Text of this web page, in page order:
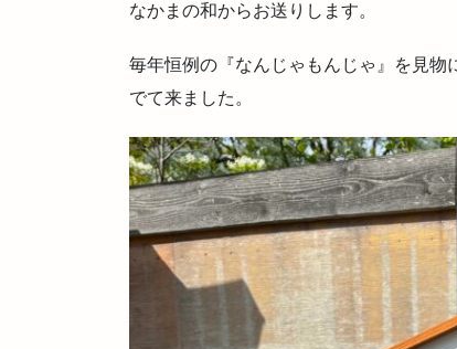
なかまの和からお送りします。
毎年恒例の『なんじゃもんじゃ』を見
でて来ました。